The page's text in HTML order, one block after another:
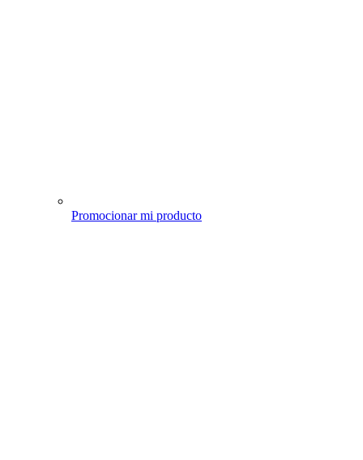
Promocionar mi producto